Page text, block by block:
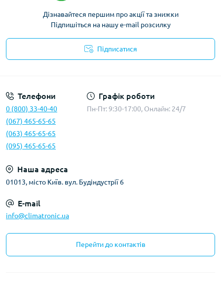
Дізнавайтеся першим про акції та знижки
Підпишіться на нашу e-mail розсилку
Підписатися
Телефони
0 (800) 33-40-40
(067) 465-65-65
(063) 465-65-65
(095) 465-65-65
Графік роботи
Пн-Пт: 9:30-17:00, Онлайн: 24/7
Наша адреса
01013, місто Київ. вул. Будіндустрії 6
E-mail
info@climatronic.ua
Перейти до контактів